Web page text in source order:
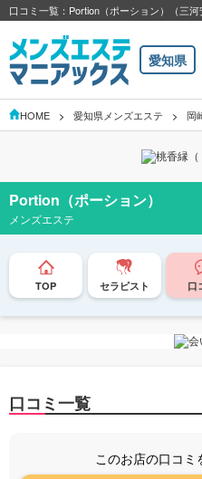
口コミ一覧：Portion（ポーション）（三河
愛知県
HOME 愛知県メンズエステ 岡
Portion（ポーション）
メンズエステ
TOP セラピスト 口
口コミ一覧
このお店の口コミ